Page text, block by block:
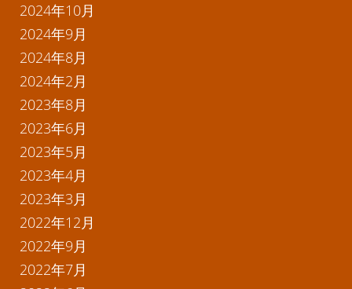
2024年10月
2024年9月
2024年8月
2024年2月
2023年8月
2023年6月
2023年5月
2023年4月
2023年3月
2022年12月
2022年9月
2022年7月